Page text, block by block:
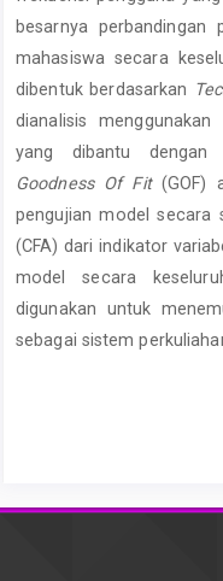
besarnya
mahasiswa secara
dibentuk berdasarkan
dianalisis menggunakan
yang dibantu dengan
Goodness Of Fit(GOF)
pengujian model secara
(CFA) dari indikator
model secara
digunakan untuk
sebagai sistem